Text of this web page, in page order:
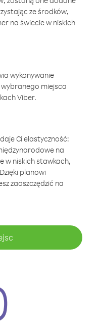
ze środków,
na świecie w niskich
wykonywanie
miejsca
Viber.
Ci elastyczność:
na
w niskich stawkach,
planowi
zaoszczędzić na